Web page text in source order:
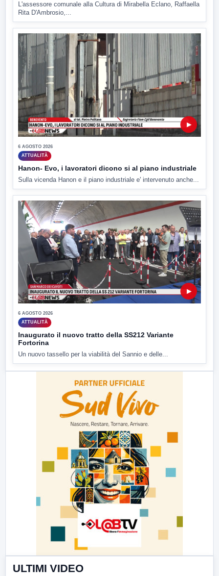
L'assessore comunale alla Cultura di Mirabella Eclano, Raffaella
Rita D'Ambrosio,...
▶
6 AGOSTO 2026
ATTUALITÀ
Hanon- Evo, i lavoratori dicono si al piano industriale
Sulla vicenda Hanon e il piano industriale e' intervenuto anche...
▶
6 AGOSTO 2026
ATTUALITÀ
Inaugurato il nuovo tratto della SS212 Variante
Fortorina
Un nuovo tassello per la viabilità del Sannio e delle...
ULTIMI VIDEO